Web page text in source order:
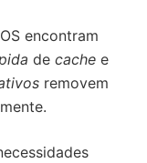
encontram
de cache e
removem